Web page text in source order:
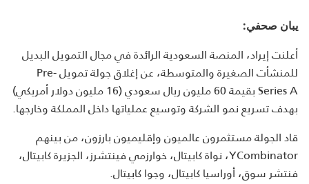
يبان صحفي:
أعلنت إيراد، المنصة السعودية الرائدة في مجال التمويل البديل
للمنشأت الصغيرة والمتوسطة، عن إغلاق جولة تمويل Pre-
Series A بقيمة 60 مليون ريال سعودي (16 مليون دولار أمريكي)
بهدف تسريع نمو الشركة وتوسيع عملياتها داخل المملكة وخارجها.
قاد الجولة مستثمرون عالميون وإقليميون بارزون، من بينهم
YCombinator، نواة كابيتال، خوارزمي فينتشرز، الجزيرة كابيتال،
فنتشر سوق، أوراسيا كابيتال، وجوا كابيتال.